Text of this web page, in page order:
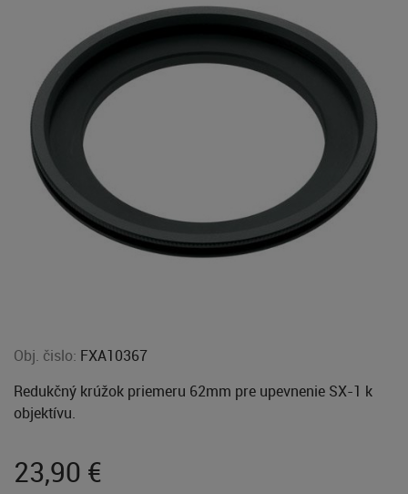
Obj. čislo: FXA10367
Redukčný krúžok priemeru 62mm pre upevnenie SX-1 k
objektívu.
23,90 €